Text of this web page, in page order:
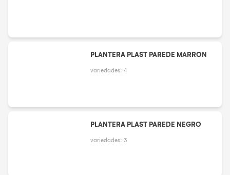
PLANTERA PLAST PAREDE MARRON
variedades: 4
PLANTERA PLAST PAREDE NEGRO
variedades: 3